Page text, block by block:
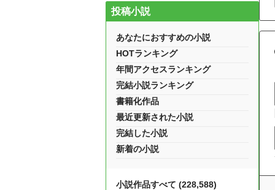
投稿小説
あなたにおすすめの小説
HOTランキング
年間アクセスランキング
完結小説ランキング
書籍化作品
最近更新された小説
完結した小説
新着の小説
小説作品すべて (228,588)